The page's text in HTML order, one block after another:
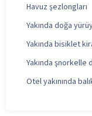
Havuz şezlongları
Yakında doğa
Yakında bisiklet
Yakında şnorkelle
Otel yakınında